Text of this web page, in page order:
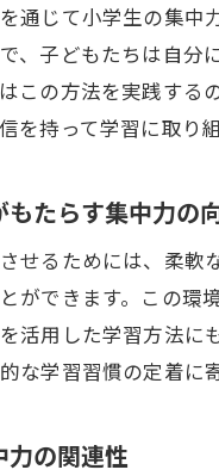
通じて小学生の集
、子どもたちは自分
この方法を実践する
を持って学習に取り
たらす集中力の
せるためには、柔軟
ができます。この環
活用した学習方法
な学習習慣の定着に
力の関連性